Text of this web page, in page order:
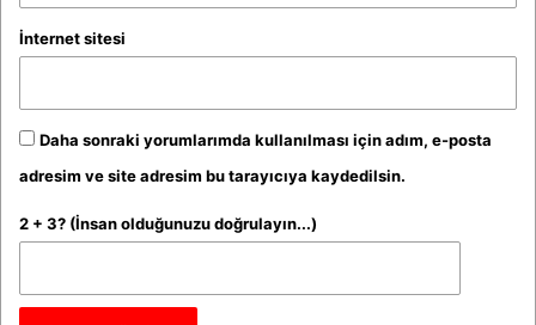
İnternet sitesi
Daha sonraki yorumlarımda kullanılması için adım, e-posta
adresim ve site adresim bu tarayıcıya kaydedilsin.
2 + 3? (İnsan olduğunuzu doğrulayın...)